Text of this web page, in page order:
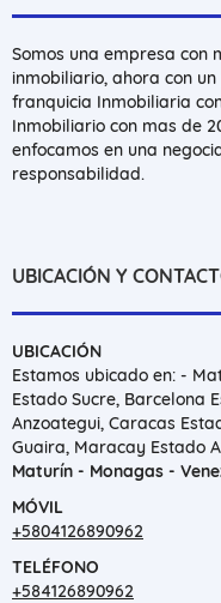
Somos una empresa con
inmobiliario, ahora con
franquicia Inmobiliaria
Inmobiliario con mas de
enfocamos en una
responsabilidad.
UBICACIÓN Y
UBICACIÓN
Estamos ubicado en: -
Estado Sucre, Barcelona
Anzoategui, Caracas
Guaira, Maracay Estado
Maturín - Monagas -
MÓVIL
+5804126890962
TELÉFONO
+584126890962